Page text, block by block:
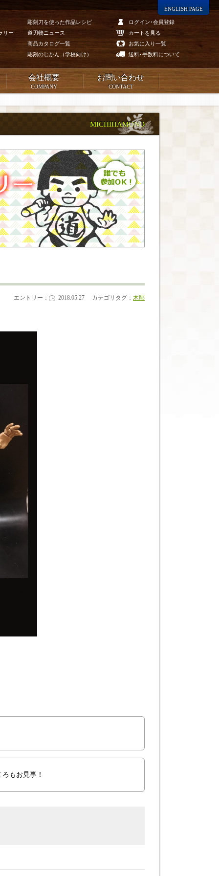
リー
彫刻刀を使った作品レシピ
道刃物ニュース
商品カタログ一覧
彫刻のじかん（学校向け）
ログイン･会員登録
カートを見る
お気に入り一覧
送料･手数料について
ENGLISH PAGE
会社概要
COMPANY
お問い合わせ
CONTACT
MICHIHAMONO
エントリー： 2018.05.27 カテゴリタグ： 木彫
もお見事！